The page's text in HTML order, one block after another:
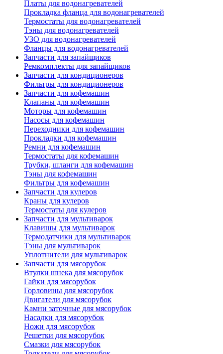
Платы для водонагревателей
Прокладка фланца для водонагревателей
Термостаты для водонагревателей
Тэны для водонагревателей
УЗО для водонагревателей
Фланцы для водонагревателей
Запчасти для запайщиков
Ремкомплекты для запайщиков
Запчасти для кондиционеров
Фильтры для кондиционеров
Запчасти для кофемашин
Клапаны для кофемашин
Моторы для кофемашин
Насосы для кофемашин
Переходники для кофемашин
Прокладки для кофемашин
Ремни для кофемашин
Термостаты для кофемашин
Трубки, шланги для кофемашин
Тэны для кофемашин
Фильтры для кофемашин
Запчасти для кулеров
Краны для кулеров
Термостаты для кулеров
Запчасти для мультиварок
Клавишы для мультиварок
Термодатчики для мультиварок
Тэны для мультиварок
Уплотнители для мультиварок
Запчасти для мясорубок
Втулки шнека для мясорубок
Гайки для мясорубок
Горловины для мясорубок
Двигатели для мясорубок
Камни заточные для мясорубок
Насадки для мясорубок
Ножи для мясорубок
Решетки для мясорубок
Смазки для мясорубок